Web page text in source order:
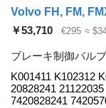
￥53,710 €295 ≈
ブレーキ制御バルブ
K001411 K102312
20828241
7420828241